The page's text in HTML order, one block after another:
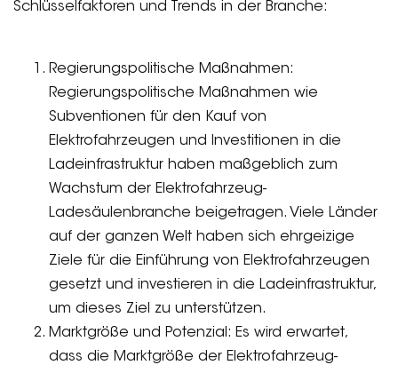
Schlüsselfaktoren und Trends in der Branche:
Regierungspolitische Maßnahmen:
Regierungspolitische Maßnahmen wie
Subventionen für den Kauf von
Elektrofahrzeugen und Investitionen in die
Ladeinfrastruktur haben maßgeblich zum
Wachstum der Elektrofahrzeug-
Ladesäulenbranche beigetragen. Viele Länder
auf der ganzen Welt haben sich ehrgeizige
Ziele für die Einführung von Elektrofahrzeugen
gesetzt und investieren in die Ladeinfrastruktur,
um dieses Ziel zu unterstützen.
Marktgröße und Potenzial: Es wird erwartet,
dass die Marktgröße der Elektrofahrzeug-